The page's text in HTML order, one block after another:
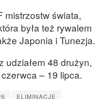
mistrzostw świata,
była też rywalem
Japonia i Tunezja.
udziałem 48 drużyn,
– 19 lipca.
ELIMINACJE